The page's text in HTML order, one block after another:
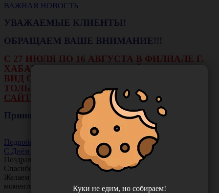
ВАЖНАЯ НОВОСТЬ
УВАЖАЕМЫЕ КЛИЕНТЫ!
ОБРАЩАЕМ ВАШЕ ВНИМАНИЕ!!!
С 27 ИЮЛЯ ПО 16 АВГУСТА В ФИЛИАЛЕ Г.
ХАБАРОВСКА НЕ БУДЕТ ДЕЙСТВОВАТЬ
ВИД ОПЛАТЫ: НАЛИЧНЫЕ И ТЕРМИНАЛ.
ТОЛЬКО ОПЛАТА ОНЛАЙН НА НАШЕМ
САЙТЕ ИЛИ ЧЕРЕЗ РАСЧЕТНЫЙ СЧЕТ.
Приносим свои извинения!
Подробнее
С Днём Акушера-Гинеколога!
Поздравляем с Днём
Акушера-Гинеколога!
Спасибо за ваш труд, заботу и тепло!
Желаем вам любви, здоровья и множество счастливых
моментов!
Куки не едим, но собираем!